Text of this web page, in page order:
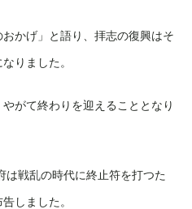
かげ」と語り、拝志の復興はそ
りました。
がて終わりを迎えることとなり
戦乱の時代に終止符を打つた
しました。